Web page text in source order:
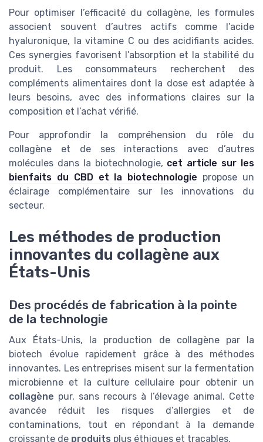
Pour optimiser l’efficacité du collagène, les formules
associent souvent d’autres actifs comme l’acide
hyaluronique, la vitamine C ou des acidifiants acides.
Ces synergies favorisent l’absorption et la stabilité du
produit. Les consommateurs recherchent des
compléments alimentaires dont la dose est adaptée à
leurs besoins, avec des informations claires sur la
composition et l’achat vérifié.
Pour approfondir la compréhension du rôle du
collagène et de ses interactions avec d’autres
molécules dans la biotechnologie, cet article sur les
bienfaits du CBD et la biotechnologie propose un
éclairage complémentaire sur les innovations du
secteur.
Les méthodes de production
innovantes du collagène aux
États-Unis
Des procédés de fabrication à la pointe
de la technologie
Aux États-Unis, la production de collagène par la
biotech évolue rapidement grâce à des méthodes
innovantes. Les entreprises misent sur la fermentation
microbienne et la culture cellulaire pour obtenir un
collagène pur, sans recours à l’élevage animal. Cette
avancée réduit les risques d’allergies et de
contaminations, tout en répondant à la demande
croissante de produits plus éthiques et traçables.